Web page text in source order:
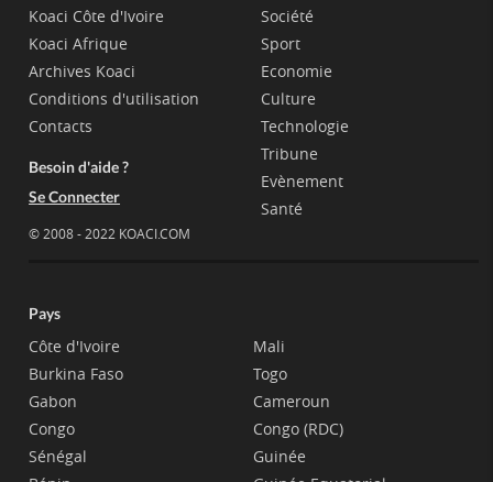
Koaci Côte d'Ivoire
Koaci Afrique
Archives Koaci
Conditions d'utilisation
Contacts
Besoin d'aide ?
Se Connecter
© 2008 - 2022 KOACI.COM
Société
Sport
Economie
Culture
Technologie
Tribune
Evènement
Santé
Pays
Côte d'Ivoire
Burkina Faso
Gabon
Congo
Sénégal
Mali
Togo
Cameroun
Congo (RDC)
Guinée